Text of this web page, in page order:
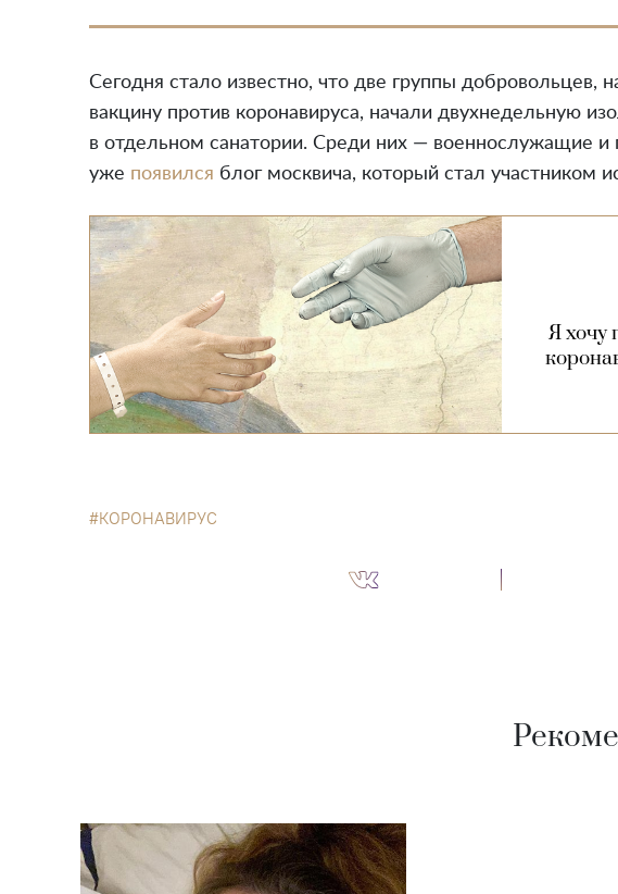
Сегодня стало известно, что две группы добровольцев,
вакцину против коронавируса, начали двухнедельную
в отдельном санатории. Среди них — военнослужащие и
уже появился блог москвича, который стал участником
Я хочу
КОРОНАВИРУС